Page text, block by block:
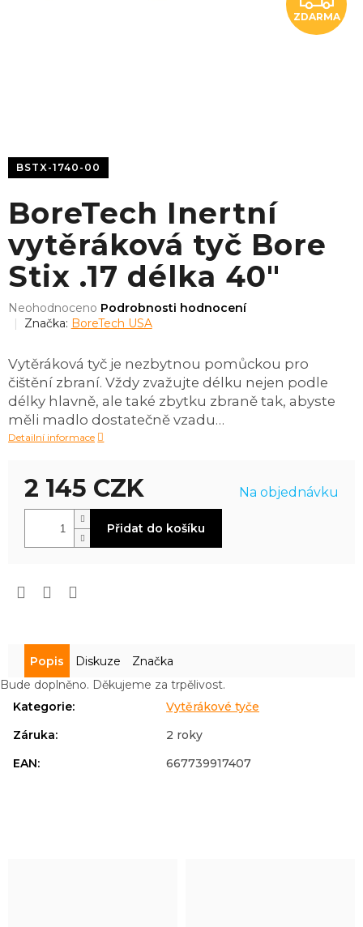
D
ZDARMA
BoreTech Inertní
vytěráková tyč Bore
Stix .17 délka 40"
BSTX-1740-00
Průměrné
hodnocení
0,0
z
5
hvězdiček.
Neohodnoceno Podrobnosti hodnocení
Značka: BoreTech USA
2 145 CZK Na objednávku
Přidat do košíku
Vytěráková tyč je nezbytnou pomůckou pro
čištění zbraní. Vždy zvažujte délku nejen podle
délky hlavně, ale také zbytku zbraně tak, abyste
měli madlo dostatečně vzadu…
Detailní informace
Popis Diskuze
Značka
Bude doplněno. Děkujeme za trpělivost.
Kategorie:
Vytěrákové tyče
Záruka:
2 roky
EAN: 667739917407